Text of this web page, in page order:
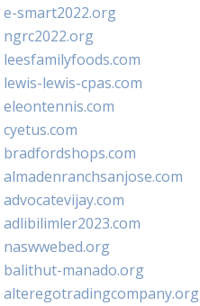
e-smart2022.org
ngrc2022.org
leesfamilyfoods.com
lewis-lewis-cpas.com
eleontennis.com
cyetus.com
bradfordshops.com
almadenranchsanjose.com
advocatevijay.com
adlibilimler2023.com
naswwebed.org
balithut-manado.org
alteregotradingcompany.org